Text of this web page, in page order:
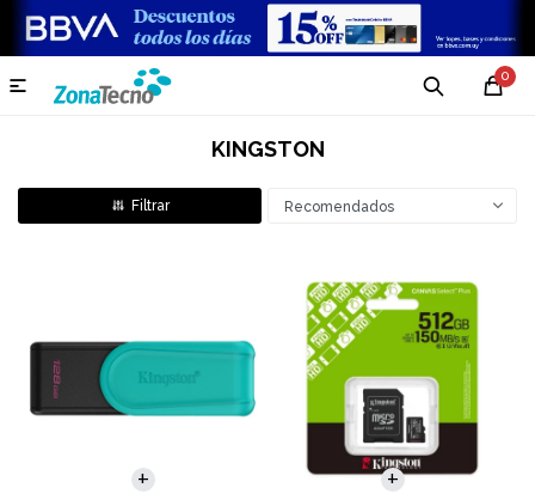
0

KINGSTON
Recomendados